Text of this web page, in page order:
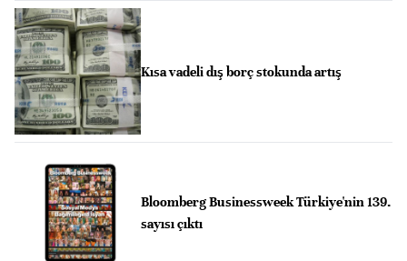
Kısa vadeli dış borç stokunda artış
Bloomberg Businessweek Türkiye'nin 139.
sayısı çıktı